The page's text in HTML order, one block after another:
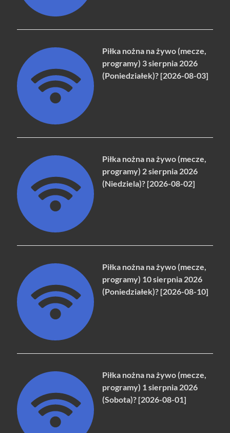
Piłka nożna na żywo (mecze,
programy) 3 sierpnia 2026
(Poniedziałek)? [2026-08-03]
Piłka nożna na żywo (mecze,
programy) 2 sierpnia 2026
(Niedziela)? [2026-08-02]
Piłka nożna na żywo (mecze,
programy) 10 sierpnia 2026
(Poniedziałek)? [2026-08-10]
Piłka nożna na żywo (mecze,
programy) 1 sierpnia 2026
(Sobota)? [2026-08-01]